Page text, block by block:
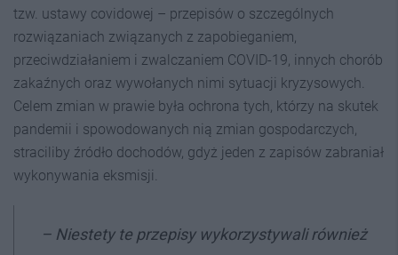
tzw. ustawy covidowej – przepisów o szczególnych
rozwiązaniach związanych z zapobieganiem,
przeciwdziałaniem i zwalczaniem COVID-19, innych chorób
zakaźnych oraz wywołanych nimi sytuacji kryzysowych.
Celem zmian w prawie była ochrona tych, którzy na skutek
pandemii i spowodowanych nią zmian gospodarczych,
straciliby źródło dochodów, gdyż jeden z zapisów zabraniał
wykonywania eksmisji.
– Niestety te przepisy wykorzystywali również